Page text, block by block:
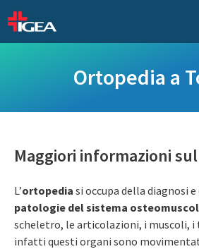
Ortopedia a
Maggiori informazioni
L’ortopedia si occupa della diagnosi
patologie del sistema
scheletro, le articolazioni, i muscoli, i
infatti questi organi sono